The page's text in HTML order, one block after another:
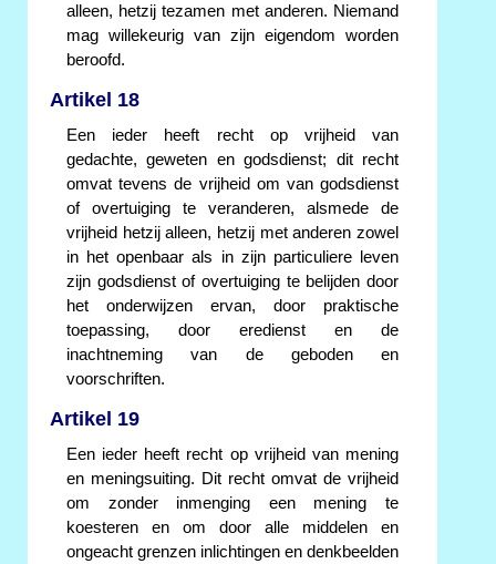
alleen, hetzij tezamen met anderen. Niemand
mag willekeurig van zijn eigendom worden
beroofd.
Artikel 18
Een ieder heeft recht op vrijheid van
gedachte, geweten en godsdienst; dit recht
omvat tevens de vrijheid om van godsdienst
of overtuiging te veranderen, alsmede de
vrijheid hetzij alleen, hetzij met anderen zowel
in het openbaar als in zijn particuliere leven
zijn godsdienst of overtuiging te belijden door
het onderwijzen ervan, door praktische
toepassing, door eredienst en de
inachtneming van de geboden en
voorschriften.
Artikel 19
Een ieder heeft recht op vrijheid van mening
en meningsuiting. Dit recht omvat de vrijheid
om zonder inmenging een mening te
koesteren en om door alle middelen en
ongeacht grenzen inlichtingen en denkbeelden